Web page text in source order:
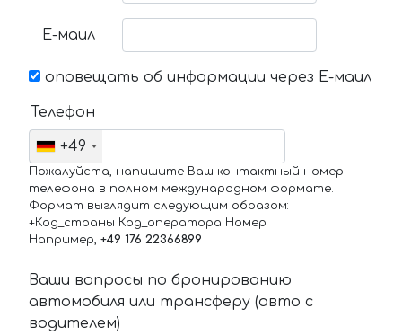
Е-маил
оповещать об информации через Е-маил
Телефон
+49
Пожалуйста, напишите Ваш контактный номер
телефона в полном международном формате.
Формат выглядит следующим образом:
+Код_страны Код_оператора Номер
Например, +49 176 22366899
Ваши вопросы по бронированию
автомобиля или трансферу (авто с
водителем)